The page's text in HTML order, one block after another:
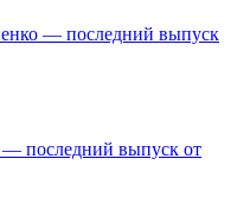
— последний выпуск
последний выпуск от